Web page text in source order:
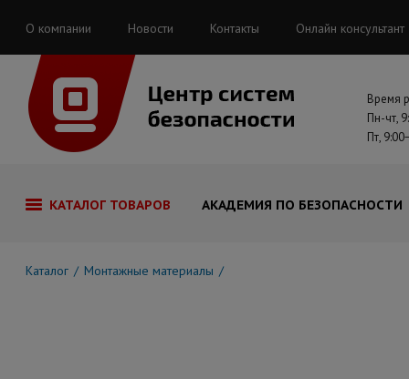
О компании Новости Контакты Онлайн консультант
Время
Пн-чт,
Пт,
КАТАЛОГ ТОВАРОВ АКАДЕМИЯ ПО БЕЗОПАСНОСТИ
Каталог Монтажные материалы